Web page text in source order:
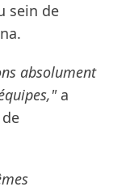
sein de
absolument
a